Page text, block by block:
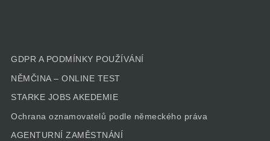
GDPR A PODMÍNKY POUŽÍVÁNÍ
NĚMČINA – ONLINE TEST
STARKE JOBS AKEDEMIE
Ochrana oznamovatelů podle německého práva
AGENTURNÍ ZAMĚSTNÁNÍ